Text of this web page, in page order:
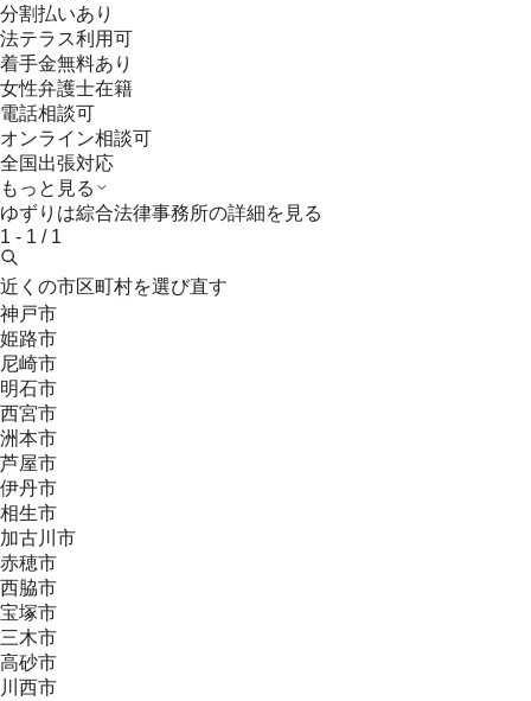
分割払いあり
法テラス利用可
着手金無料あり
女性弁護士在籍
電話相談可
オンライン相談可
全国出張対応
もっと見る
ゆずりは綜合法律事務所の詳細を見る
1 - 1 / 1
近くの市区町村を選び直す
神戸市
姫路市
尼崎市
明石市
西宮市
洲本市
芦屋市
伊丹市
相生市
加古川市
赤穂市
西脇市
宝塚市
三木市
高砂市
川西市